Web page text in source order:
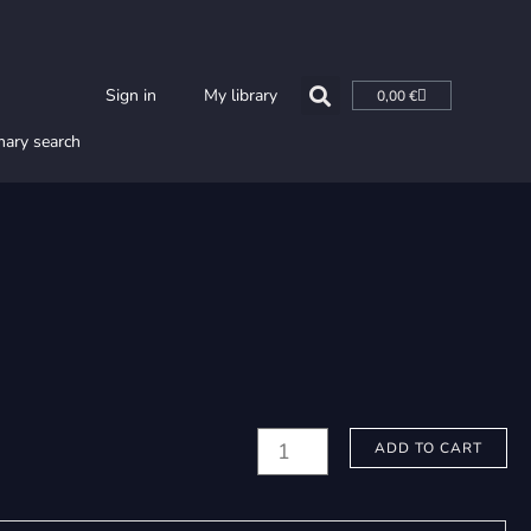
Sign in My library 0,00€Cart
search
Hyökki,
Matti:
ADD TO CART